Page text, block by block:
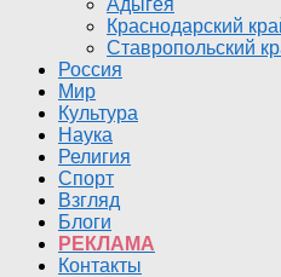
Адыгея
Краснодарский
Ставропольский
Россия
Мир
Культура
Наука
Религия
Спорт
Взгляд
Блоги
РЕКЛАМА
Контакты